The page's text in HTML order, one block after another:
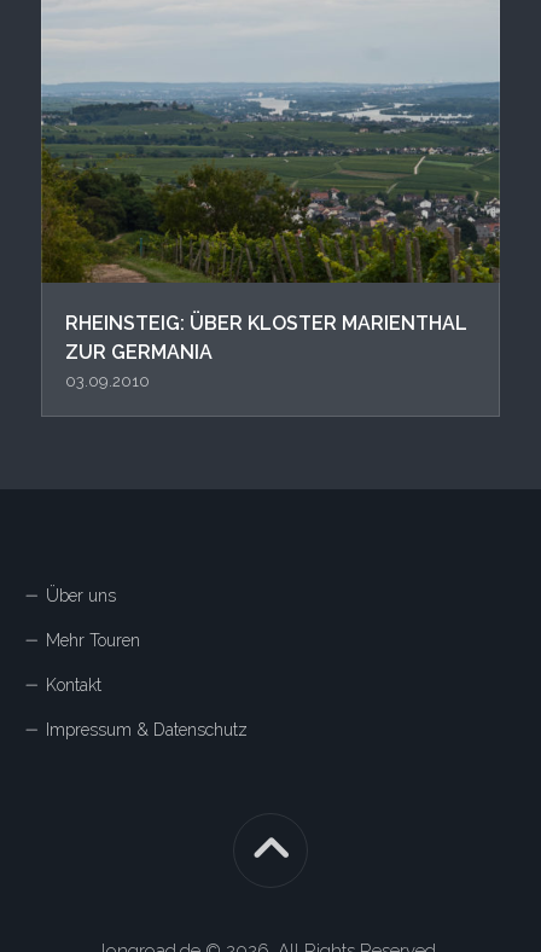
RHEINSTEIG: ÜBER KLOSTER MARIENTHAL
ZUR GERMANIA
03.09.2010
Über uns
Mehr Touren
Kontakt
Impressum & Datenschutz